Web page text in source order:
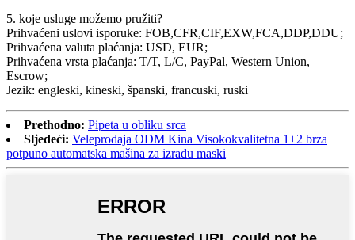
5. koje usluge možemo pružiti?
Prihvaćeni uslovi isporuke: FOB,CFR,CIF,EXW,FCA,DDP,DDU;
Prihvaćena valuta plaćanja: USD, EUR;
Prihvaćena vrsta plaćanja: T/T, L/C, PayPal, Western Union,
Escrow;
Jezik: engleski, kineski, španski, francuski, ruski
Prethodno: Pipeta u obliku srca
Sljedeći: Veleprodaja ODM Kina Visokokvalitetna 1+2 brza
potpuno automatska mašina za izradu maski